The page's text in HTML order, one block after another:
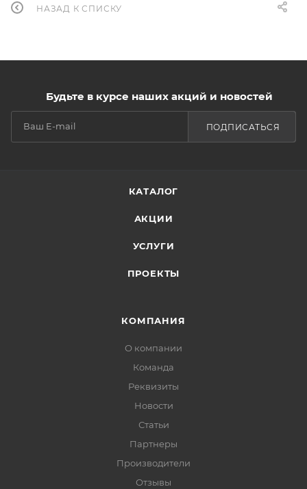
НАЗАД К СПИСКУ
Будьте в курсе наших акций и новостей
ПОДПИСАТЬСЯ
КАТАЛОГ
АКЦИИ
УСЛУГИ
ПРОЕКТЫ
КОМПАНИЯ
О компании
Команда
Реквизиты
Новости
Статьи
Партнеры
Производители
Отзывы